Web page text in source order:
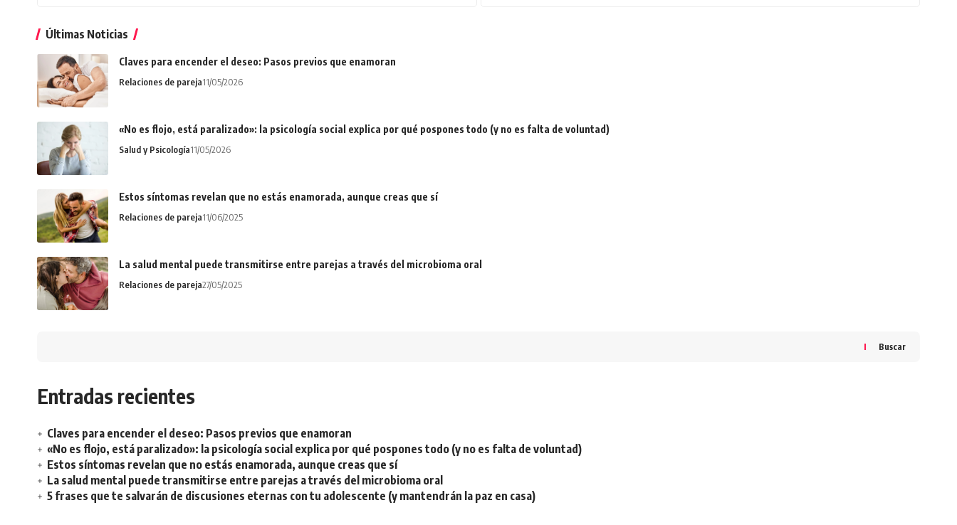
Últimas Noticias
Claves para encender el deseo: Pasos previos que enamoran
Relaciones de pareja11/05/2026
«No es flojo, está paralizado»: la psicología social explica por qué pospones todo (y no es falta de voluntad)
Salud y Psicología11/05/2026
Estos síntomas revelan que no estás enamorada, aunque creas que sí
Relaciones de pareja11/06/2025
La salud mental puede transmitirse entre parejas a través del microbioma oral
Relaciones de pareja27/05/2025
Buscar
Entradas recientes
Claves para encender el deseo: Pasos previos que enamoran
«No es flojo, está paralizado»: la psicología social explica por qué pospones todo (y no es falta de voluntad)
Estos síntomas revelan que no estás enamorada, aunque creas que sí
La salud mental puede transmitirse entre parejas a través del microbioma oral
5 frases que te salvarán de discusiones eternas con tu adolescente (y mantendrán la paz en casa)